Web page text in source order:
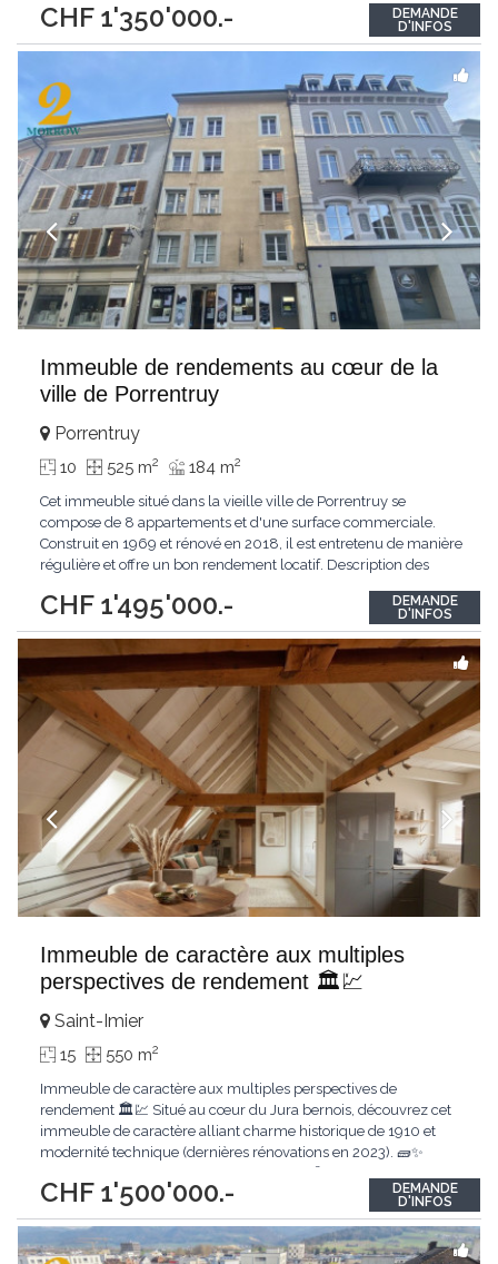
CHF 1'350'000.-
Un Emplacement Privilégié Situé dans une zone à fort attrait,
cet immeuble bénéficie d'une localisation...
DEMANDE
D'INFOS
Immeuble de rendements au cœur de la
ville de Porrentruy
CHF 1'495'000.-
Porrentruy
10 525 m2 184 m2
Cet immeuble situé dans la vieille ville de Porrentruy se
compose de 8 appartements et d'une surface commerciale.
Construit en 1969 et rénové en 2018, il est entretenu de manière
régulière et offre un bon rendement locatif. Description des
: Espace adapté pour une boutique ou un bureau, avec une
vitrine donnant sur une rue...
DEMANDE
D'INFOS
Immeuble de caractère aux multiples
perspectives de rendement 🏛️💹
CHF 1'500'000.-
Saint-Imier
15 550 m2
Immeuble de caractère aux multiples perspectives de
rendement 🏛️💹 Situé au cœur du Jura bernois, découvrez cet
immeuble de caractère alliant charme historique de 1910 et
modernité technique (dernières rénovations en 2023). 🧱✨
exceptionnelle pour un investisseur ou un projet de vie. 🔑 Que
vous souhaitiez...
DEMANDE
D'INFOS